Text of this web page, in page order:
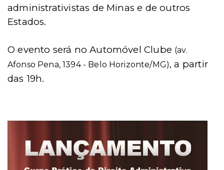
administrativistas de Minas e de outros
Estados.
O evento será no Automóvel Clube (av.
Afonso Pena, 1394 - Belo Horizonte/MG),a partir
das 19h.